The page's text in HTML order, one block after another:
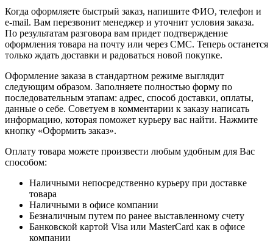
Когда оформляете быстрый заказ, напишите ФИО, телефон и
e-mail. Вам перезвонит менеджер и уточнит условия заказа.
По результатам разговора вам придет подтверждение
оформления товара на почту или через СМС. Теперь останется
только ждать доставки и радоваться новой покупке.
Оформление заказа в стандартном режиме выглядит
следующим образом. Заполняете полностью форму по
последовательным этапам: адрес, способ доставки, оплаты,
данные о себе. Советуем в комментарии к заказу написать
информацию, которая поможет курьеру вас найти. Нажмите
кнопку «Оформить заказ».
Оплату товара можете произвести любым удобным для Вас
способом:
Наличными непосредственно курьеру при доставке
товара
Наличными в офисе компании
Безналичным путем по ранее выставленному счету
Банковской картой Visa или MasterCard как в офисе
компании